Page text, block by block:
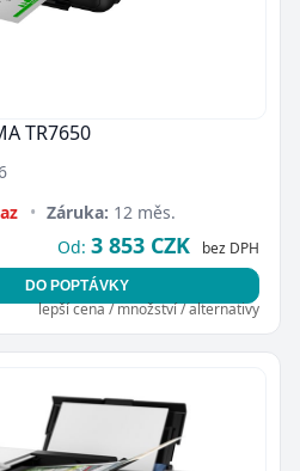
TR7650
• Záruka: 12 měs.
Od: 3 853 CZK bez DPH
DO POPTÁVKY
lepší cena / množství / alternativy